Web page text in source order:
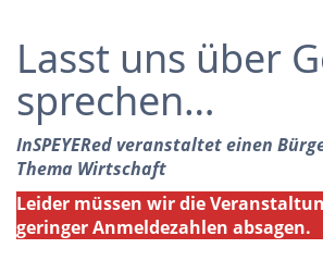
Lasst uns über
sprechen…
InSPEYERed veranstaltet einen
Thema Wirtschaft
Leider müssen wir die
geringer Anmeldezahlen absagen.